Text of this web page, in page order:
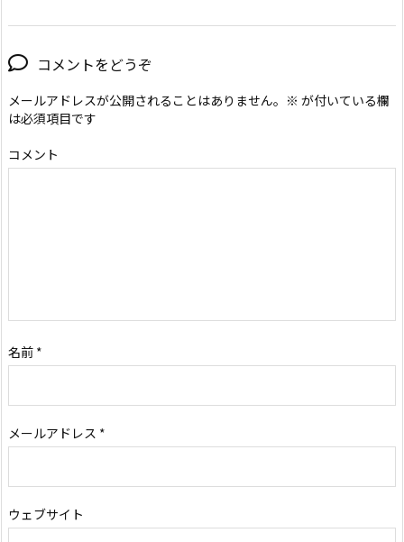
コメントをどうぞ
メールアドレスが公開されることはありません。 ※ が付いている欄
は必須項目です
コメント
名前 *
メールアドレス *
ウェブサイト